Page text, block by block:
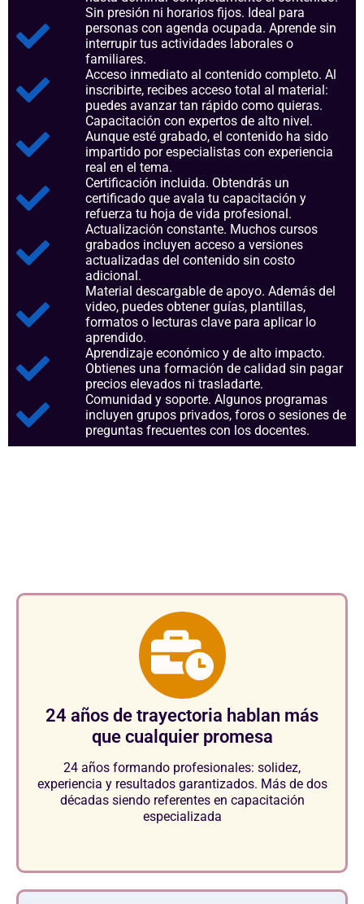
Sin presión ni horarios fijos. Ideal para
personas con agenda ocupada. Aprende sin
interrupir tus actividades laborales o
familiares.
Acceso inmediato al contenido completo. Al
inscribirte, recibes acceso total al material:
puedes avanzar tan rápido como quieras.
Capacitación con expertos de alto nivel.
Aunque esté grabado, el contenido ha sido
impartido por especialistas con experiencia
real en el tema.
Certificación incluida. Obtendrás un
certificado que avala tu capacitación y
refuerza tu hoja de vida profesional.
Actualización constante. Muchos cursos
grabados incluyen acceso a versiones
actualizadas del contenido sin costo
adicional.
Material descargable de apoyo. Además del
video, puedes obtener guías, plantillas,
formatos o lecturas clave para aplicar lo
aprendido.
Aprendizaje económico y de alto impacto.
Obtienes una formación de calidad sin pagar
precios elevados ni trasladarte.
Comunidad y soporte. Algunos programas
incluyen grupos privados, foros o sesiones de
preguntas frecuentes con los docentes.
24 años de trayectoria hablan más
que cualquier promesa
24 años formando profesionales: solidez,
experiencia y resultados garantizados. Más de dos
décadas siendo referentes en capacitación
especializada